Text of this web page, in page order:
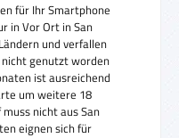
für Ihr Smartphone
in Vor Ort in San
und verfallen
genutzt worden
ist ausreichend
um weitere 18
nicht aus San
eignen sich für